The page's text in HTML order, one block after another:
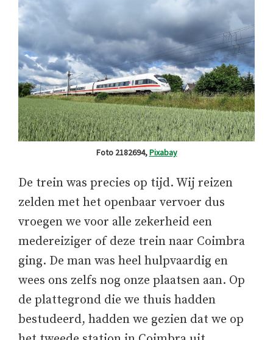
Foto 2182694,Pixabay
De trein was precies op tijd. Wij reizen
zelden met het openbaar vervoer dus
vroegen we voor alle zekerheid een
medereiziger of deze trein naar Coimbra
ging. De man was heel hulpvaardig en
wees ons zelfs nog onze plaatsen aan. Op
de plattegrond die we thuis hadden
bestudeerd, hadden we gezien dat we op